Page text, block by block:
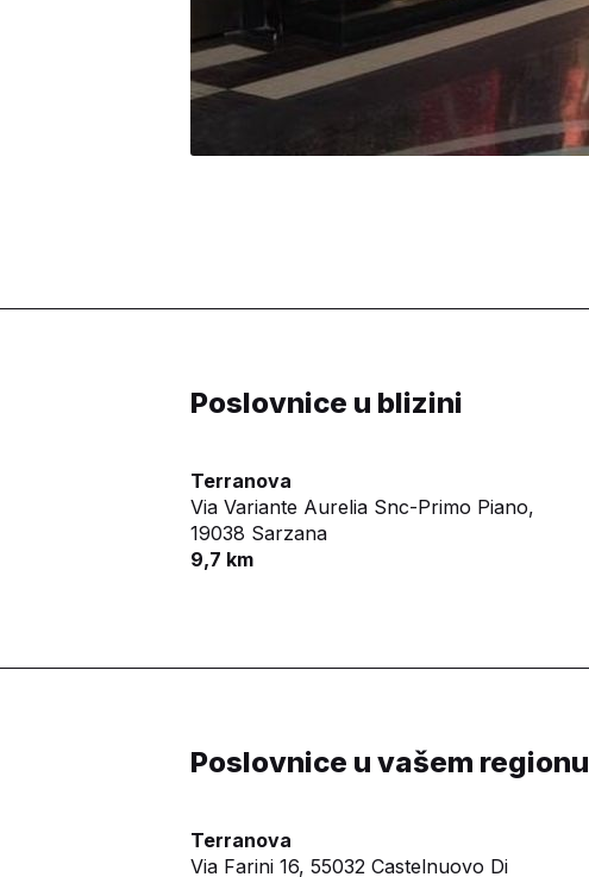
Poslovnice u blizini
Terranova
Via Variante Aurelia Snc-Primo Piano,
19038 Sarzana
9,7 km
Poslovnice u vašem regionu
Terranova
Via Farini 16, 55032 Castelnuovo Di